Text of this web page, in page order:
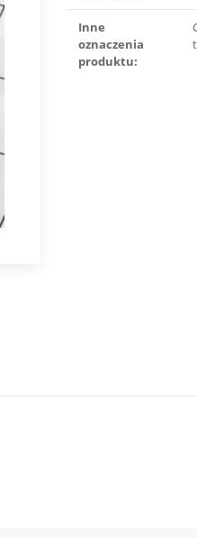
Inne
oznaczenia
produktu: